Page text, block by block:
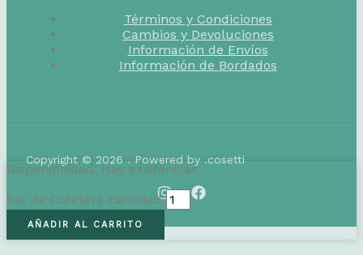
Términos y Condiciones
Cambios y Devoluciones
Información de Envíos
Información de Bordados
Copyright © 2026 . Powered by .cosetti
Disponibilidad: Hay existencias
Set de Cafetera cantidad
AÑADIR AL CARRITO